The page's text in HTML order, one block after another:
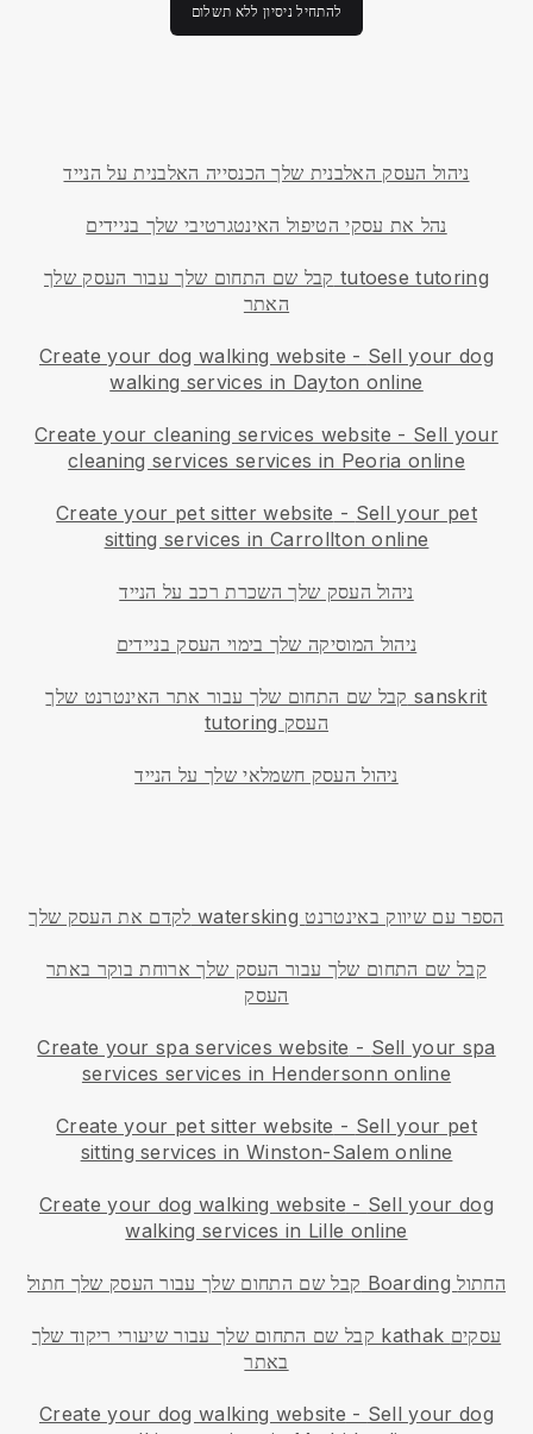
להתחיל ניסיון ללא תשלום
ניהול העסק האלבנית שלך הכנסייה האלבנית על הנייד
נהל את עסקי הטיפול האינטגרטיבי שלך בניידים
קבל שם התחום שלך עבור העסק שלך tutoese tutoring
האתר
Create your dog walking website - Sell your dog
walking services in Dayton online
Create your cleaning services website - Sell your
cleaning services services in Peoria online
Create your pet sitter website - Sell your pet
sitting services in Carrollton online
ניהול העסק שלך השכרת רכב על הנייד
ניהול המוסיקה שלך בימוי העסק בניידים
קבל שם התחום שלך עבור אתר האינטרנט שלך sanskrit
tutoring העסק
ניהול העסק חשמלאי שלך על הנייד
לקדם את העסק שלך watersking הספר עם שיווק באינטרנט
קבל שם התחום שלך עבור העסק שלך ארוחת בוקר באתר
העסק
Create your spa services website - Sell your spa
services services in Hendersonn online
Create your pet sitter website - Sell your pet
sitting services in Winston-Salem online
Create your dog walking website - Sell your dog
walking services in Lille online
קבל שם התחום שלך עבור העסק שלך חתול Boarding החתול
קבל שם התחום שלך עבור שיעורי ריקוד שלך kathak עסקים
באתר
Create your dog walking website - Sell your dog